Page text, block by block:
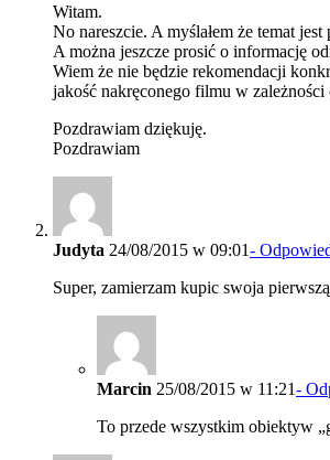
Witam.
No nareszcie. A myślałem że temat
A można jeszcze prosić o informację
Wiem że nie będzie rekomendacji
jakość nakręconego filmu w zależności
Pozdrawiam dziękuję.
Pozdrawiam
Judyta 24/08/2015 w 09:01-
Super, zamierzam kupic swoja
Marcin 25/08/2015 w 11:21-
To przede wszystkim obiektyw